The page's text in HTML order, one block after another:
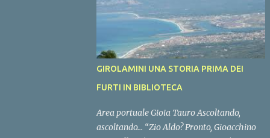
GIROLAMINI UNA STORIA PRIMA DEI
FURTI IN BIBLIOTECA
Area portuale Gioia Tauro Ascoltando,
ascoltando… “Zio Aldo? Pronto, Gioacchino